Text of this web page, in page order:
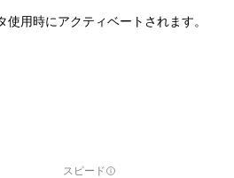
用時にアクティベートされます。
スピード